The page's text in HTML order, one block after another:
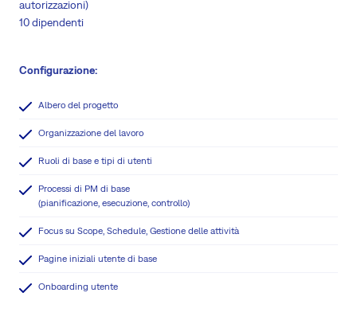
autorizzazioni)
10 dipendenti
Configurazione:
Albero del progetto
Organizzazione del lavoro
Ruoli di base e tipi di utenti
Processi di PM di base
(pianificazione, esecuzione, controllo)
Focus su Scope, Schedule, Gestione delle attività
Pagine iniziali utente di base
Onboarding utente